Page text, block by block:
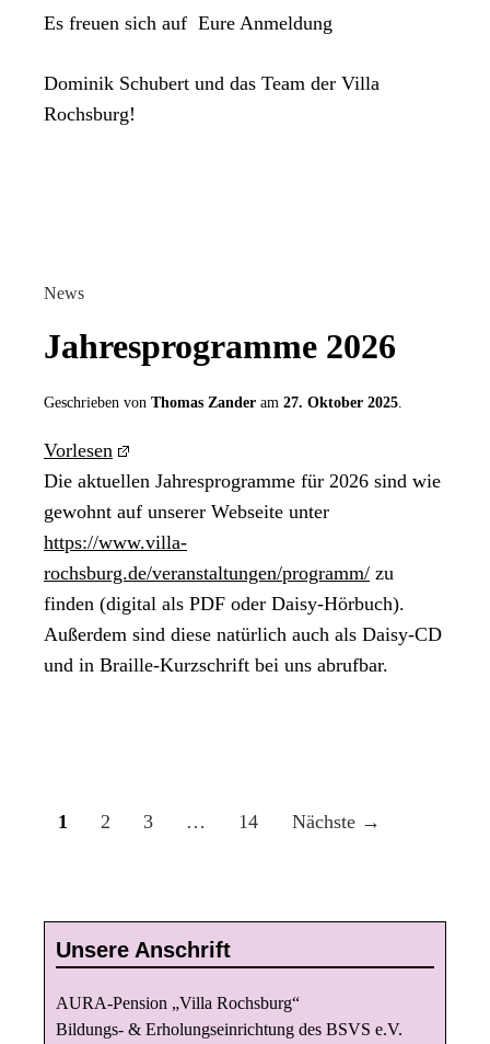
Es freuen sich auf Eure Anmeldung
Dominik Schubert und das Team der Villa
Rochsburg!
News
Jahresprogramme 2026
Geschrieben von Thomas Zander am 27. Oktober 2025
Vorlesen
Die aktuellen Jahresprogramme für 2026 sind wie
gewohnt auf unserer Webseite unter
https://www.villa-
rochsburg.de/veranstaltungen/programm/ zu
finden (digital als PDF oder Daisy-Hörbuch).
Außerdem sind diese natürlich auch als Daisy-CD
und in Braille-Kurzschrift bei uns abrufbar.
1 2 3 … 14 Nächste →
Unsere Anschrift
AURA-Pension „Villa Rochsburg“
Bildungs- & Erholungseinrichtung des BSVS e.V.